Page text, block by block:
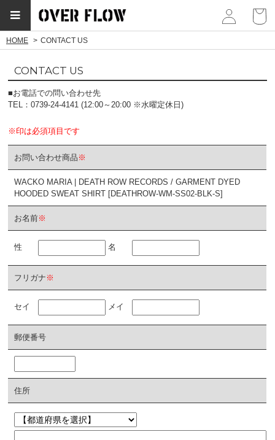
HOME CONTACT US
CONTACT US
■お電話での問い合わせ先
TEL：0739-24-4141 (12:00～20:00 ※水曜定休日)
※印は必須項目です
お問い合わせ商品 ※
WACKO MARIA | DEATH ROW RECORDS / GARMENT DYED
HOODED SWEAT SHIRT [DEATHROW-WM-SS02-BLK-S]
お名前※
性 名
フリガナ ※
セイ メイ
郵便番号
住所